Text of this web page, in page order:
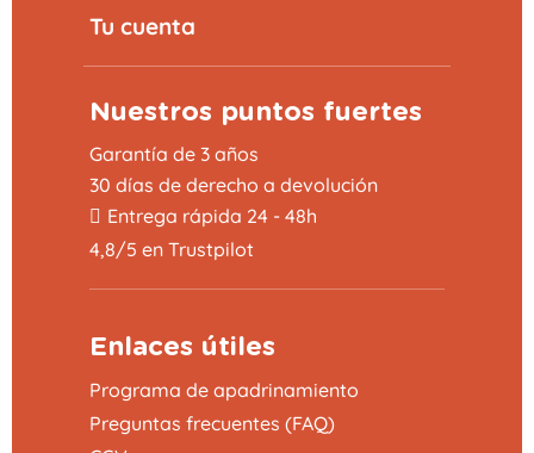
Tu cuenta
Nuestros puntos fuertes
Garantía de 3 años
30 días de derecho a devolución
Entrega rápida 24 - 48h
4,8/5 en Trustpilot
Enlaces útiles
Programa de apadrinamiento
Preguntas frecuentes (FAQ)